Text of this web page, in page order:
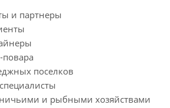
и партнеры
поселков
и рыбными хозяйствами